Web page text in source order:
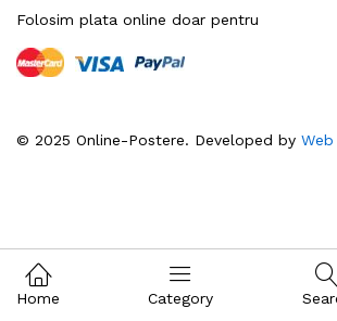
© 2025 Online-Postere. Developed by
Folosim plata online doar pentru
Home Category